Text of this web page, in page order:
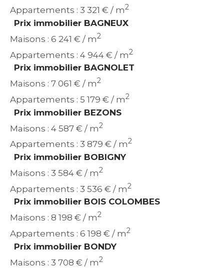
Appartements : 3 321 € / m2
Prix immobilier BAGNEUX
Maisons : 6 241 € / m2
Appartements : 4 944 € / m2
Prix immobilier BAGNOLET
Maisons : 7 061 € / m2
Appartements : 5 179 € / m2
Prix immobilier BEZONS
Maisons : 4 587 € / m2
Appartements : 3 879 € / m2
Prix immobilier BOBIGNY
Maisons : 3 584 € / m2
Appartements : 3 536 € / m2
Prix immobilier BOIS COLOMBES
Maisons : 8 198 € / m2
Appartements : 6 198 € / m2
Prix immobilier BONDY
Maisons : 3 708 € / m2